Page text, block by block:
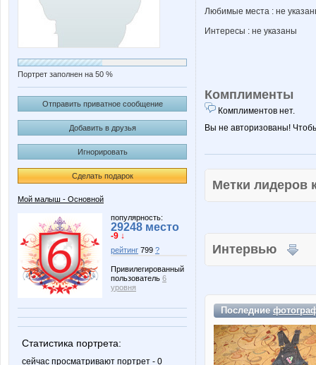
Портрет заполнен на 50 %
Отправить приватное сообщение
Добавить в друзья
Игнорировать
Сделать подарок
Мой малыш - Основной
популярность:
29248 место
-9 ↓
рейтинг 799 ?
Привилегированный
пользователь 6
уровня
Статистика портрета:
сейчас просматривают портрет - 0
Любимые места : не
Интересы : не указаны
Комплименты
Комплиментов нет.
Вы не авторизованы!
Метки
Интервью
Последние